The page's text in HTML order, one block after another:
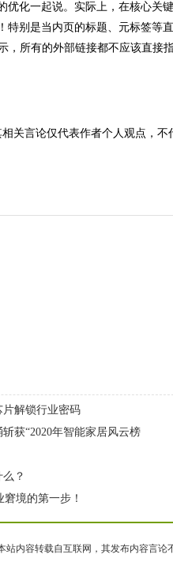
优化一起说。实际上，在核心关
特别是当内页的标题、元标签等
，所有的外部链接都不应该直
相关言论仅代表作者个人观点，
解锁行业密码
获“2020年智能家居风云榜
？
境的第一步！
站内容转载自互联网，其发布内容言